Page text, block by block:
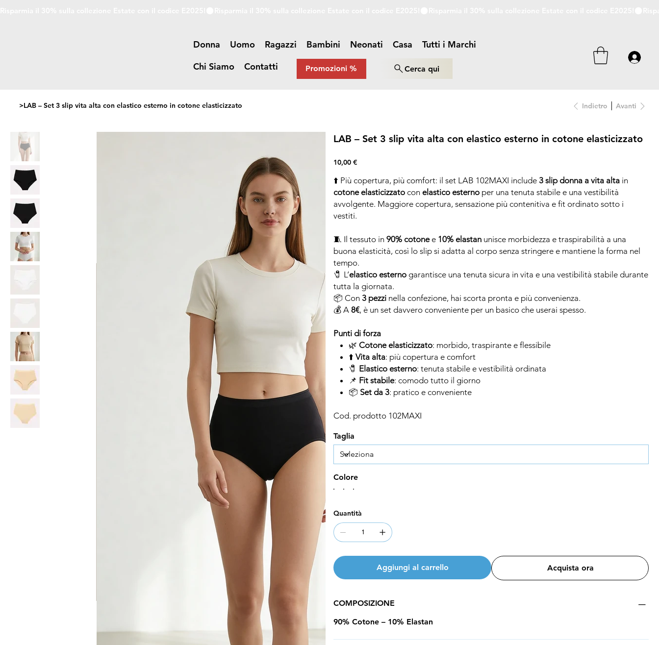
Donna Uomo Ragazzi Bambini Neonati Casa
Tutti i Marchi
Chi Siamo
Contatti Cerca qui
Promozioni %
>LAB – Set 3 slip vita alta con elastico esterno in cotone elasticizzato Indietro Avanti
LAB – Set 3 slip vita alta con elastico esterno in cotone elasticizzato
Prezzo
10,00 €
⬆️ Più copertura, più comfort: il set LAB 102MAXI include 3 slip donna a vita alta in
cotone elasticizzato con elastico esterno per una tenuta stabile e una vestibilità
avvolgente. Maggiore copertura, sensazione più contenitiva e fit ordinato sotto i
vestiti.
🧵 Il tessuto in 90% cotonee 10% elastan unisce morbidezza e traspirabilità a una
buona elasticità, così lo slip si adatta al corpo senza stringere e mantiene la forma nel
tempo.
🧷 L’elastico esterno garantisce una tenuta sicura in vita e una vestibilità stabile durante
tutta la giornata.
📦 Con 3 pezzi nella confezione, hai scorta pronta e più convenienza.
💰 A 8€, è un set davvero conveniente per un basico che userai spesso.
Punti di forza
🌿 Cotone elasticizzato: morbido, traspirante e flessibile
⬆️ Vita alta: più copertura e comfort
🧷 Elastico esterno: tenuta stabile e vestibilità ordinata
📌 Fit stabile: comodo tutto il giorno
📦 Set da 3: pratico e conveniente
Cod. prodotto 102MAXI
Taglia
Colore
Quantità
Aggiungi al carrello Acquista ora
COMPOSIZIONE
90% Cotone – 10% Elastan